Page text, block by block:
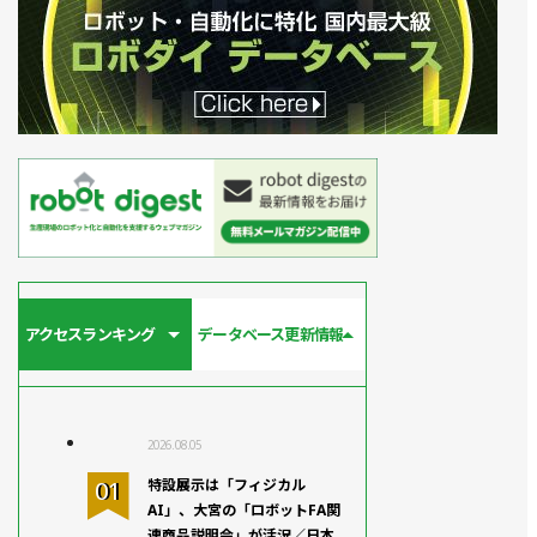
アクセスランキング データベース更新情報
2026.08.05
特設展示は「フィジカル
AI」、大宮の「ロボットFA関